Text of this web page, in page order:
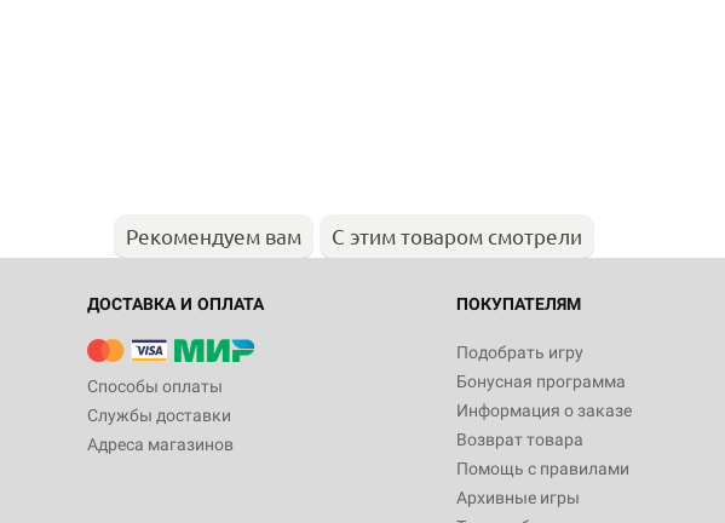
Рекомендуем вам С этим товаром смотрели
ДОСТАВКА И ОПЛАТА
Способы оплаты
Службы доставки
Адреса магазинов
ПОКУПАТЕЛЯМ
Подобрать игру
Бонусная программа
Информация о заказе
Возврат товара
Помощь с правилами
Архивные игры